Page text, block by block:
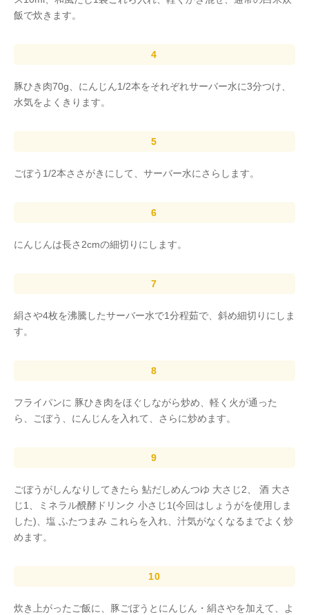
飯で炊きます。
豚ひき肉70g、にんじん1/2本をそれぞれサーバー水に3分つけ、
水気をよくきります。
ごぼう1/2本ささがきにして、サーバー水にさらします。
にんじんは長さ2cmの細切りにします。
絹さや4枚を沸騰したサーバー水で1分程茹で、斜め細切りにしま
す。
フライパンに 豚ひき肉をほぐしながら炒め、軽く火が通った
ら、ごぼう、にんじんを入れて、さらに炒めます。
ごぼうがしんなりしてきたら 鮎だしめんつゆ 大さじ2、 酒 大さ
じ1、ミネラル醗酵ドリンク 小さじ1(今回はしょうがを使用しま
した)、塩 ふたつまみ これらを入れ、汁気がなくなるまでよく炒
めます。
炊き上がったご飯に、豚ごぼうとにんじん・絹さやを加えて、よ